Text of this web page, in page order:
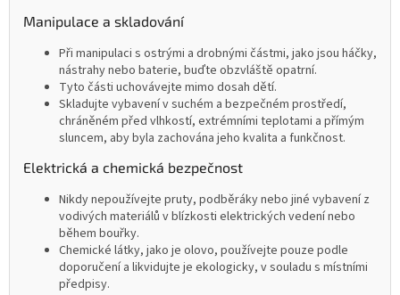
Manipulace a skladování
Při manipulaci s ostrými a drobnými částmi, jako jsou háčky,
nástrahy nebo baterie, buďte obzvláště opatrní.
Tyto části uchovávejte mimo dosah dětí.
Skladujte vybavení v suchém a bezpečném prostředí,
chráněném před vlhkostí, extrémními teplotami a přímým
sluncem, aby byla zachována jeho kvalita a funkčnost.
Elektrická a chemická bezpečnost
Nikdy nepoužívejte pruty, podběráky nebo jiné vybavení z
vodivých materiálů v blízkosti elektrických vedení nebo
během bouřky.
Chemické látky, jako je olovo, používejte pouze podle
doporučení a likvidujte je ekologicky, v souladu s místními
předpisy.